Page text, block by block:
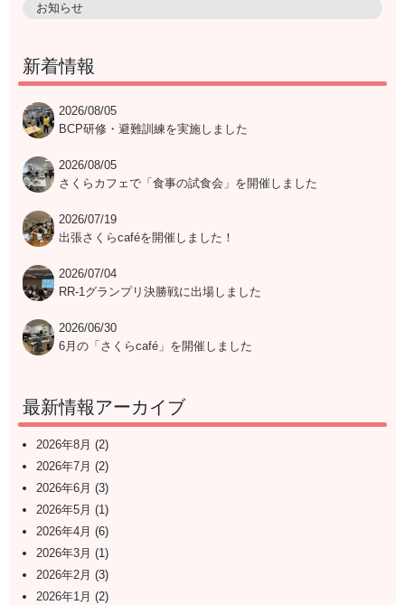
お知らせ
新着情報
2026/08/05
BCP研修・避難訓練を実施しました
2026/08/05
さくらカフェで「食事の試食会」を開催しました
2026/07/19
出張さくらcaféを開催しました！
2026/07/04
RR-1グランプリ決勝戦に出場しました
2026/06/30
6月の「さくらcafé」を開催しました
最新情報アーカイブ
2026年8月 (2)
2026年7月 (2)
2026年6月 (3)
2026年5月 (1)
2026年4月 (6)
2026年3月 (1)
2026年2月 (3)
2026年1月 (2)